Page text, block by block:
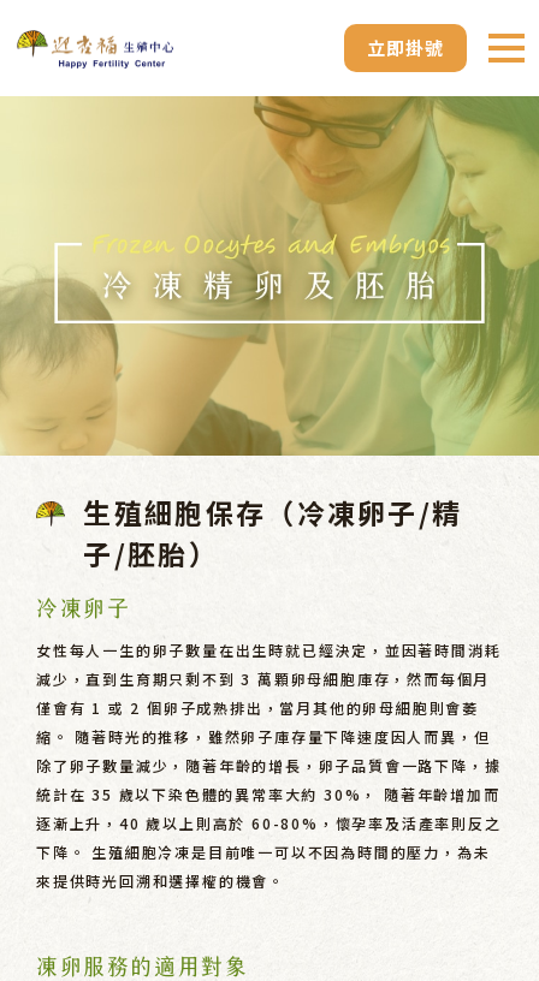
立即掛號
生殖細胞保存（冷凍卵子/精
子/胚胎）
冷凍卵子
女性每人一生的卵子數量在出生時就已經決定，並因著時間消耗
減少，直到生育期只剩不到 3 萬顆卵母細胞庫存，然而每個月
僅會有 1 或 2 個卵子成熟排出，當月其他的卵母細胞則會萎
縮。 隨著時光的推移，雖然卵子庫存量下降速度因人而異，但
除了卵子數量減少，隨著年齡的增長，卵子品質會一路下降，據
統計在 35 歲以下染色體的異常率大約 30%， 隨著年齡增加而
逐漸上升，40 歲以上則高於 60-80%，懷孕率及活產率則反之
下降。 生殖細胞冷凍是目前唯一可以不因為時間的壓力，為未
來提供時光回溯和選擇權的機會。
凍卵服務的適用對象